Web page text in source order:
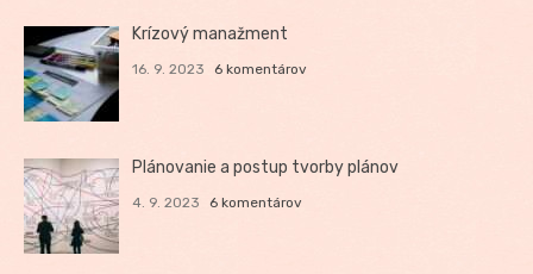
Krízový manažment
16. 9. 2023 6 komentárov
Plánovanie a postup tvorby plánov
4. 9. 2023 6 komentárov